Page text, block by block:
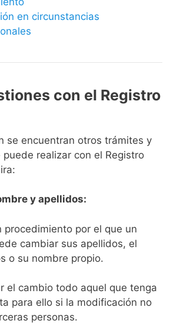
en circunstancias
con el Registro
se encuentran otros trámites y
puede realizar con el Registro
y apellidos:
procedimiento por el que un
cambiar sus apellidos, el
o su nombre propio.
el cambio todo aquel que tenga
para ello si la modificación no
personas.